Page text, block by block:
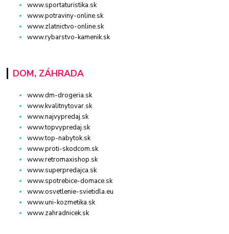
www.sportaturistika.sk
www.potraviny-online.sk
www.zlatnictvo-online.sk
www.rybarstvo-kamenik.sk
DOM, ZÁHRADA
www.dm-drogeria.sk
www.kvalitnytovar.sk
www.najvypredaj.sk
www.topvypredaj.sk
www.top-nabytok.sk
www.proti-skodcom.sk
www.retromaxishop.sk
www.superpredajca.sk
www.spotrebice-domace.sk
www.osvetlenie-svietidla.eu
www.uni-kozmetika.sk
www.zahradnicek.sk